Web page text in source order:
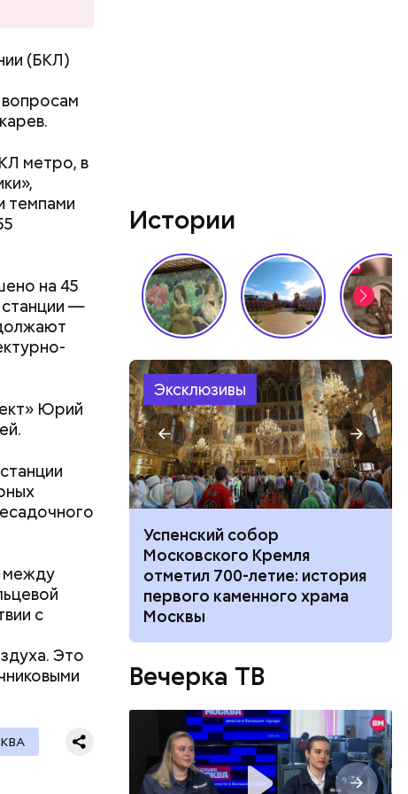
(БКЛ)
вопросам
метро, в
темпами
на 45
станции —
Юрий
между
с
Это
300
экран
70
Истории
Эксклюзивы
Дмитрием
Успенский собор
Московского Кремля
отметил 700-летие: история
первого каменного храма
Москвы
Вечерка ТВ